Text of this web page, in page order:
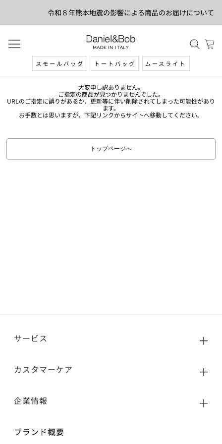
令和８年熊本地震の影響による商品のお届けについて
スモールバッグ トートバッグ ムースライト
大変申し訳ありません。
ご指定の商品が見つかりませんでした。
URLのご指定に誤りがあるか、更新等に伴い削除されてしまった可能性があり
ます。
お手数とは思いますが、下記リンクからサイトへ移動してください。
トップページへ
サービス
カスタマーケア
企業情報
ブランド概要